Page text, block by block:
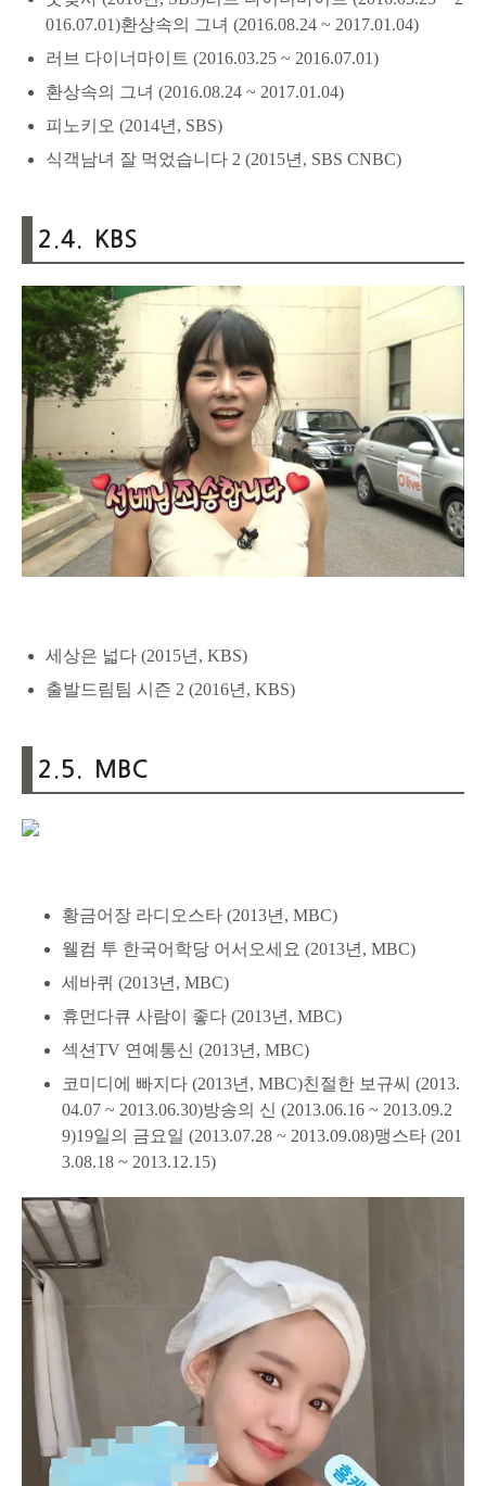
016.07.01)환상속의 그녀 (2016.08.24 ~ 2017.01.04)
러브 다이너마이트 (2016.03.25 ~ 2016.07.01)
환상속의 그녀 (2016.08.24 ~ 2017.01.04)
피노키오 (2014년, SBS)
식객남녀 잘 먹었습니다 2 (2015년, SBS CNBC)
2.4. KBS
세상은 넓다 (2015년, KBS)
출발드림팀 시즌 2 (2016년, KBS)
2.5. MBC
황금어장 라디오스타 (2013년, MBC)
웰컴 투 한국어학당 어서오세요 (2013년, MBC)
세바퀴 (2013년, MBC)
휴먼다큐 사람이 좋다 (2013년, MBC)
섹션TV 연예통신 (2013년, MBC)
코미디에 빠지다 (2013년, MBC)친절한 보규씨 (2013.
04.07 ~ 2013.06.30)방송의 신 (2013.06.16 ~ 2013.09.2
9)19일의 금요일 (2013.07.28 ~ 2013.09.08)맹스타 (201
3.08.18 ~ 2013.12.15)